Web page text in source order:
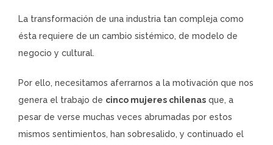
La transformación de una industria tan compleja como
ésta requiere de un cambio sistémico, de modelo de
negocio y cultural.
Por ello, necesitamos aferrarnos a la motivación que nos
genera el trabajo de cinco mujeres chilenas que, a
pesar de verse muchas veces abrumadas por estos
mismos sentimientos, han sobresalido, y continuado el